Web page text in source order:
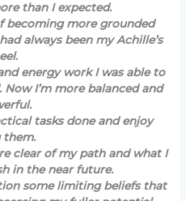
than I expected.
becoming more grounded
always been my Achille’s
energy work I was able to
I’m more balanced and
tasks done and enjoy
them.
clear of my path and what I
in the near future.
some limiting beliefs that